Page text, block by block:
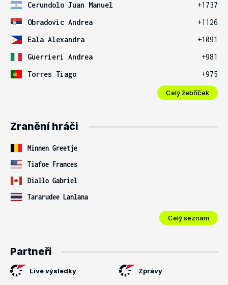
Cerundolo Juan Manuel
+1737
Obradovic Andrea
+1126
Eala Alexandra
+1091
Guerrieri Andrea
+981
Torres Tiago
+975
Celý žebříček
Zranění hráči
Minnen Greetje
Tiafoe Frances
Diallo Gabriel
Tararudee Lanlana
Celý seznam
Partneři
Live výsledky Zprávy